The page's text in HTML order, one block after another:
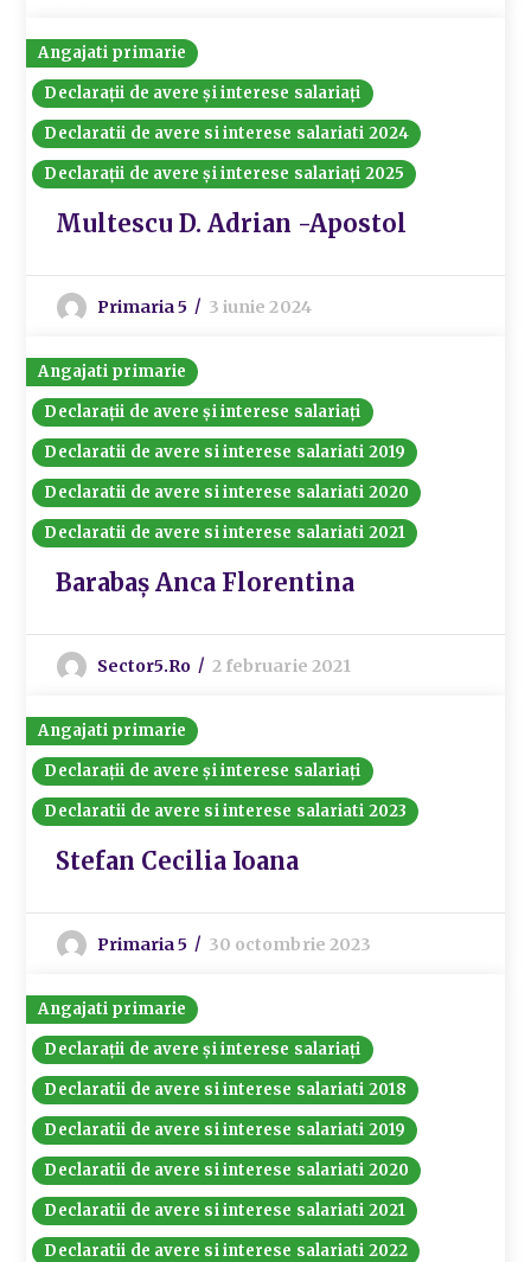
Angajati primarie
Declarații de avere și interese salariați
Declaratii de avere si interese salariati 2024
Declarații de avere și interese salariați 2025
Multescu D. Adrian -Apostol
Primaria 5 3 iunie 2024
Angajati primarie
Declarații de avere și interese salariați
Declaratii de avere si interese salariati 2019
Declaratii de avere si interese salariati 2020
Declaratii de avere si interese salariati 2021
Barabaș Anca Florentina
Sector5.ro 2 februarie 2021
Angajati primarie
Declarații de avere și interese salariați
Declaratii de avere si interese salariati 2023
Stefan Cecilia Ioana
Primaria 5 30 octombrie 2023
Angajati primarie
Declarații de avere și interese salariați
Declaratii de avere si interese salariati 2018
Declaratii de avere si interese salariati 2019
Declaratii de avere si interese salariati 2020
Declaratii de avere si interese salariati 2021
Declaratii de avere si interese salariati 2022